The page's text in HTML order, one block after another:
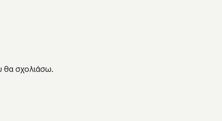
θα σχολιάσω.